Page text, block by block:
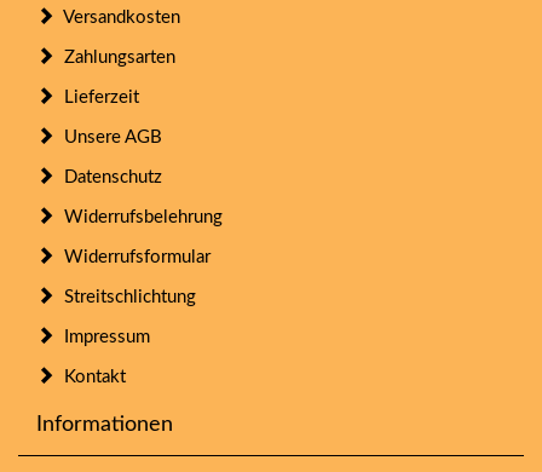
Versandkosten
Zahlungsarten
Lieferzeit
Unsere AGB
Datenschutz
Widerrufsbelehrung
Widerrufsformular
Streitschlichtung
Impressum
Kontakt
Informationen